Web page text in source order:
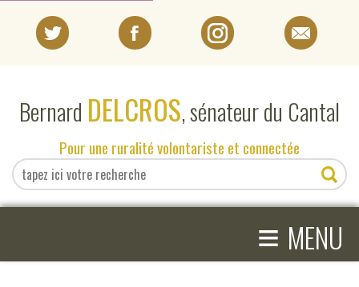
Bernard DELCROS, sénateur du Cantal
Pour une ruralité volontariste et connectée
≡ MENU
EN DIRECT DU SÉNAT
EN DIRECT DU CANTAL